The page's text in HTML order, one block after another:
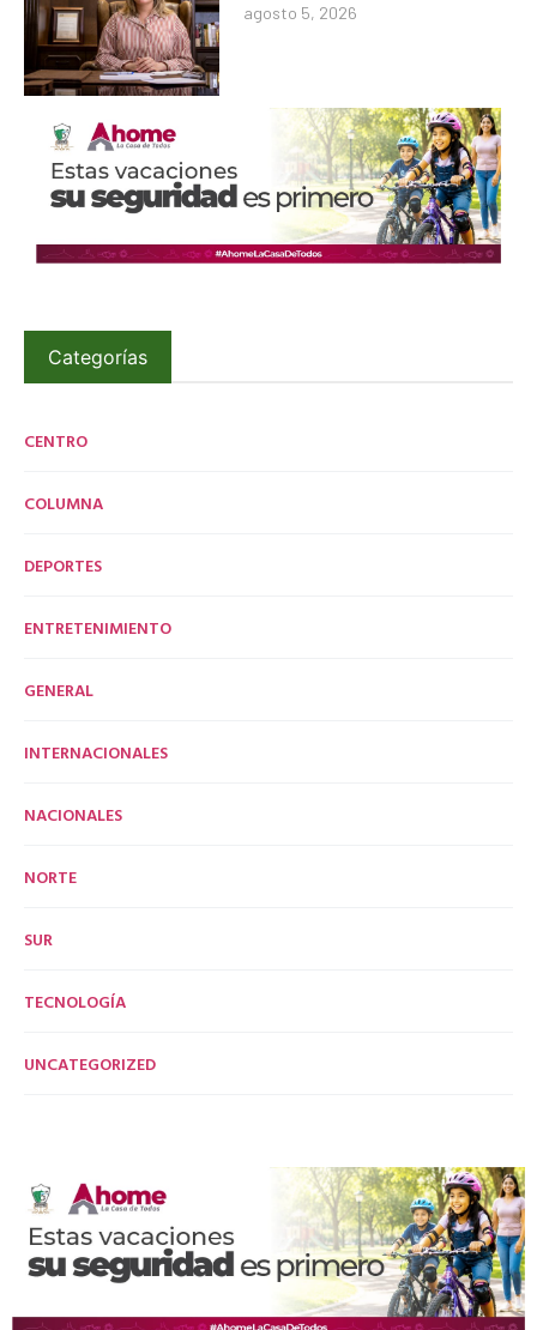
agosto 5, 2026
Categorías
CENTRO
COLUMNA
DEPORTES
ENTRETENIMIENTO
GENERAL
INTERNACIONALES
NACIONALES
NORTE
SUR
TECNOLOGÍA
UNCATEGORIZED